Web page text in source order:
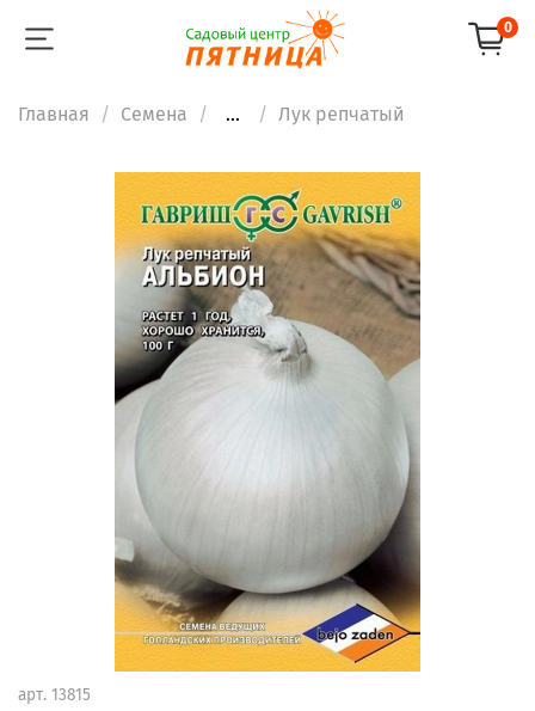
0
Главная Семена ... Лук репчатый
арт. 13815